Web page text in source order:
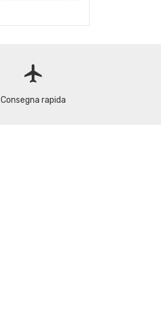
flight
Consegna rapida